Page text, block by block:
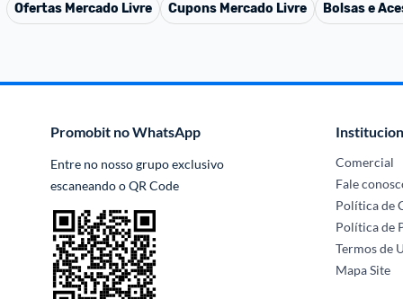
Ofertas Mercado Livre Cupons Mercado Livre Bolsas e
Promobit no WhatsApp
Entre no nosso grupo exclusivo
escaneando o QR Code
Comercial
Fale
Política de
Política de
Termos de
Mapa Site